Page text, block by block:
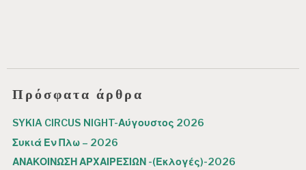
Πρόσφατα άρθρα
SYKIA CIRCUS NIGHT-Αύγουστος 2026
Συκιά Εν Πλω – 2026
ΑΝΑΚΟΙΝΩΣΗ ΑΡΧΑΙΡΕΣΙΩΝ -(Εκλογές)-2026